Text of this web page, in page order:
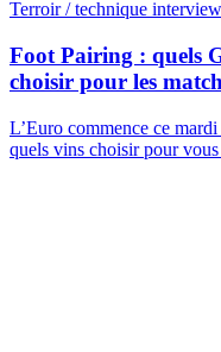
Terroir / technique
Foot Pairing : quels
choisir pour les
L’Euro commence ce
quels vins choisir pour vous